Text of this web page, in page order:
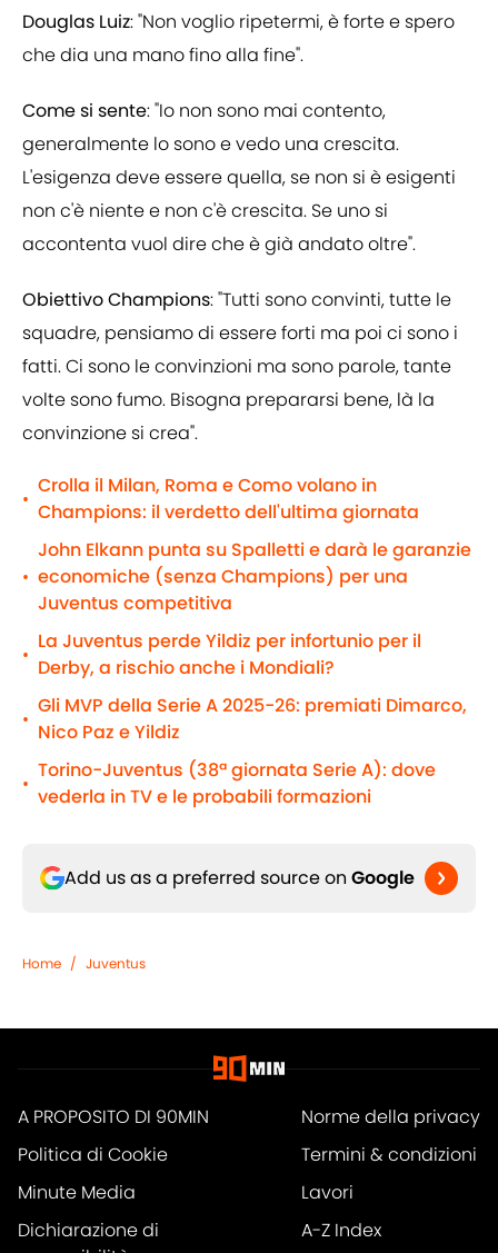
Douglas Luiz: "Non voglio ripetermi, è forte e spero
che dia una mano fino alla fine".
Come si sente: "Io non sono mai contento,
generalmente lo sono e vedo una crescita.
L'esigenza deve essere quella, se non si è esigenti
non c'è niente e non c'è crescita. Se uno si
accontenta vuol dire che è già andato oltre".
Obiettivo Champions: "Tutti sono convinti, tutte le
squadre, pensiamo di essere forti ma poi ci sono i
fatti. Ci sono le convinzioni ma sono parole, tante
volte sono fumo. Bisogna prepararsi bene, là la
convinzione si crea".
•
Crolla il Milan, Roma e Como volano in
Champions: il verdetto dell'ultima giornata
•
John Elkann punta su Spalletti e darà le garanzie
economiche (senza Champions) per una
Juventus competitiva
•
La Juventus perde Yildiz per infortunio per il
Derby, a rischio anche i Mondiali?
•
Gli MVP della Serie A 2025-26: premiati Dimarco,
Nico Paz e Yildiz
•
Torino-Juventus (38ª giornata Serie A): dove
vederla in TV e le probabili formazioni
Add us as a preferred source on Google
Home / Juventus
A PROPOSITO DI 90MIN
Norme della privacy
Politica di Cookie
Termini & condizioni
Minute Media
Lavori
Dichiarazione di
A-Z Index